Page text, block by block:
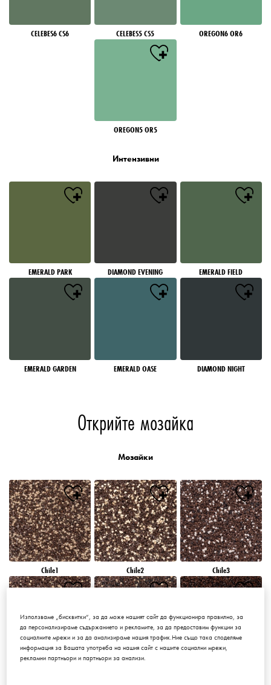
CELEBES6 CS6 CELEBES5 CS5 OREGON6 OR6
OREGON5 OR5
Интензивни
EMERALD PARK DIAMOND EVENING EMERALD FIELD
EMERALD GARDEN EMERALD OASE DIAMOND NIGHT
Открийте мозайка
Мозайки
Chile1 Chile2 Chile3
Използваме „бисквитки“, за да може нашият сайт да функционира правилно, за
да персонализираме съдържанието и рекламите, за да предоставим функции за
социалните мрежи и за да анализираме нашия трафик.Ние също така споделяме
информация за Вашата употреба на нашия сайт с нашите социални мрежи,
рекламни партньори и партньори за анализи.